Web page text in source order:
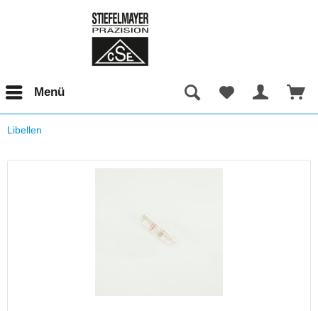
Menü
Libellen